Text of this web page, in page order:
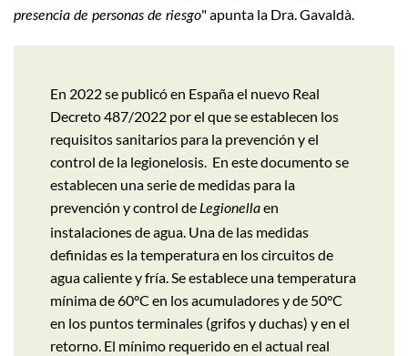
presencia de personas de riesgo" apunta la Dra. Gavaldà.
En 2022 se publicó en España el nuevo Real
Decreto 487/2022 por el que se establecen los
requisitos sanitarios para la prevención y el
control de la legionelosis. En este documento se
establecen una serie de medidas para la
prevención y control deLegionellaen
instalaciones de agua. Una de las medidas
definidas es la temperatura en los circuitos de
agua caliente y fría. Se establece una temperatura
mínima de 60°C en los acumuladores y de 50°C
en los puntos terminales (grifos y duchas) y en el
retorno. El mínimo requerido en el actual real